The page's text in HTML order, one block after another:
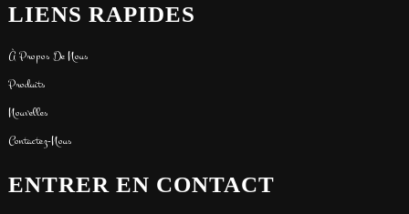
LIENS RAPIDES
À Propos De Nous
Produits
Nouvelles
Contactez-Nous
ENTRER EN CONTACT